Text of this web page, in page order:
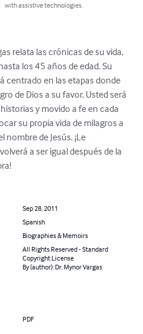
with assistive technologies.
relata las crónicas de su vida,
los 45 años de edad. Su
centrado en las etapas donde
de Dios a su favor. Usted será
y movido a fe en cada
su propia vida de milagros a
nombre de Jesús. ¡Le
a ser igual después de la
Sep 28, 2011
Spanish
Biographies & Memoirs
All Rights Reserved - Standard
Copyright License
By (author): Dr. Mynor Vargas
PDF